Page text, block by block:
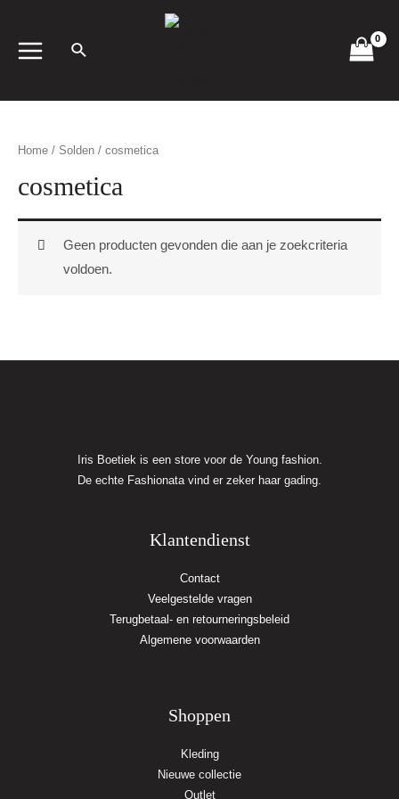
MAIN
MENU
Home / Solden / cosmetica
cosmetica
Geen producten gevonden die aan je zoekcriteria
voldoen.
Iris Boetiek is een store voor de Young fashion.
De echte Fashionata vind er zeker haar gading.
Klantendienst
Contact
Veelgestelde vragen
Terugbetaal- en retourneringsbeleid
Algemene voorwaarden
Shoppen
Kleding
Nieuwe collectie
Outlet